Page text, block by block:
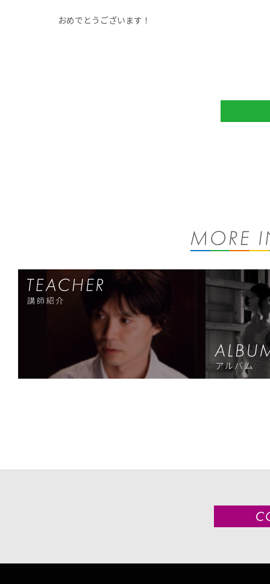
おめでとうございます！